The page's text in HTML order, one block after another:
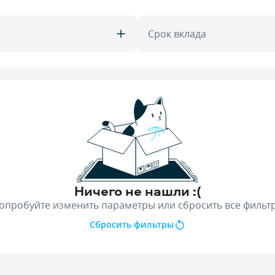
Срок вклада
Ничего не нашли :(
изменить параметры или сбросить все
Сбросить фильтры